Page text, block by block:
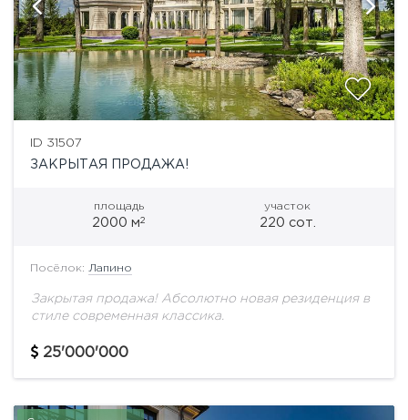
ID 31507
ЗАКРЫТАЯ ПРОДАЖА!
площадь
2000 м2
участок
220 сот.
Посёлок: Лапино
Закрытая продажа! Абсолютно новая резиденция в
стиле современная классика.
25'000'000